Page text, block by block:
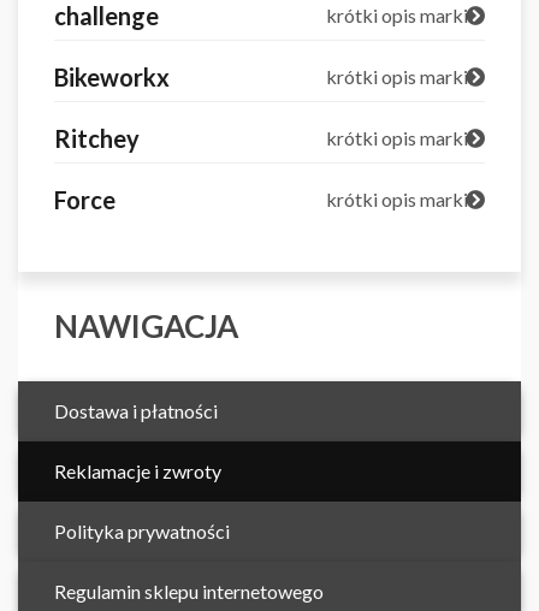
challenge krótki opis marki
Bikeworkx krótki opis marki
Ritchey krótki opis marki
Force krótki opis marki
NAWIGACJA
Dostawa i płatności
Reklamacje i zwroty
Polityka prywatności
Regulamin sklepu internetowego